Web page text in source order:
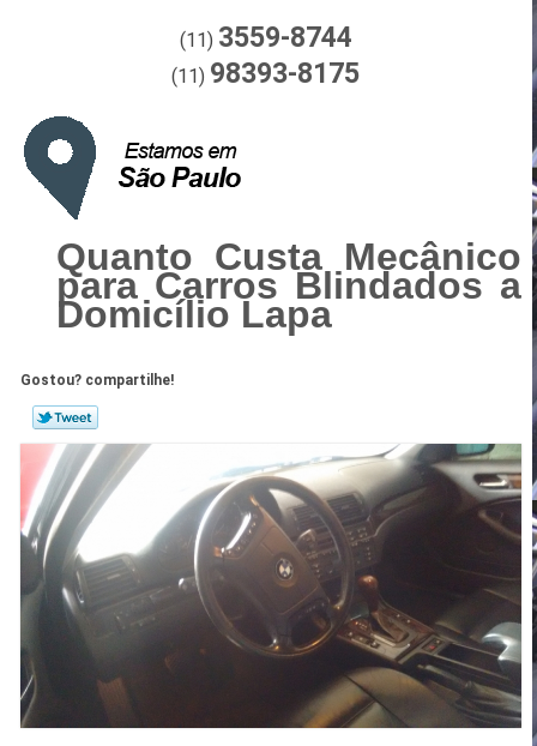
(11) 3559-8744
(11) 98393-8175
Quanto Custa Mecânico
para Carros Blindados a
Domicílio Lapa
Gostou? compartilhe!